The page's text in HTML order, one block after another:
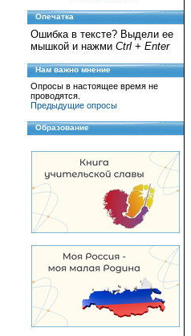
Опечатка
Ошибка в тексте? Выдели ее
мышкой и нажми Ctrl + Enter
Нам важно мнение
Опросы в настоящее время не
проводятся.
Предыдущие опросы
Образование